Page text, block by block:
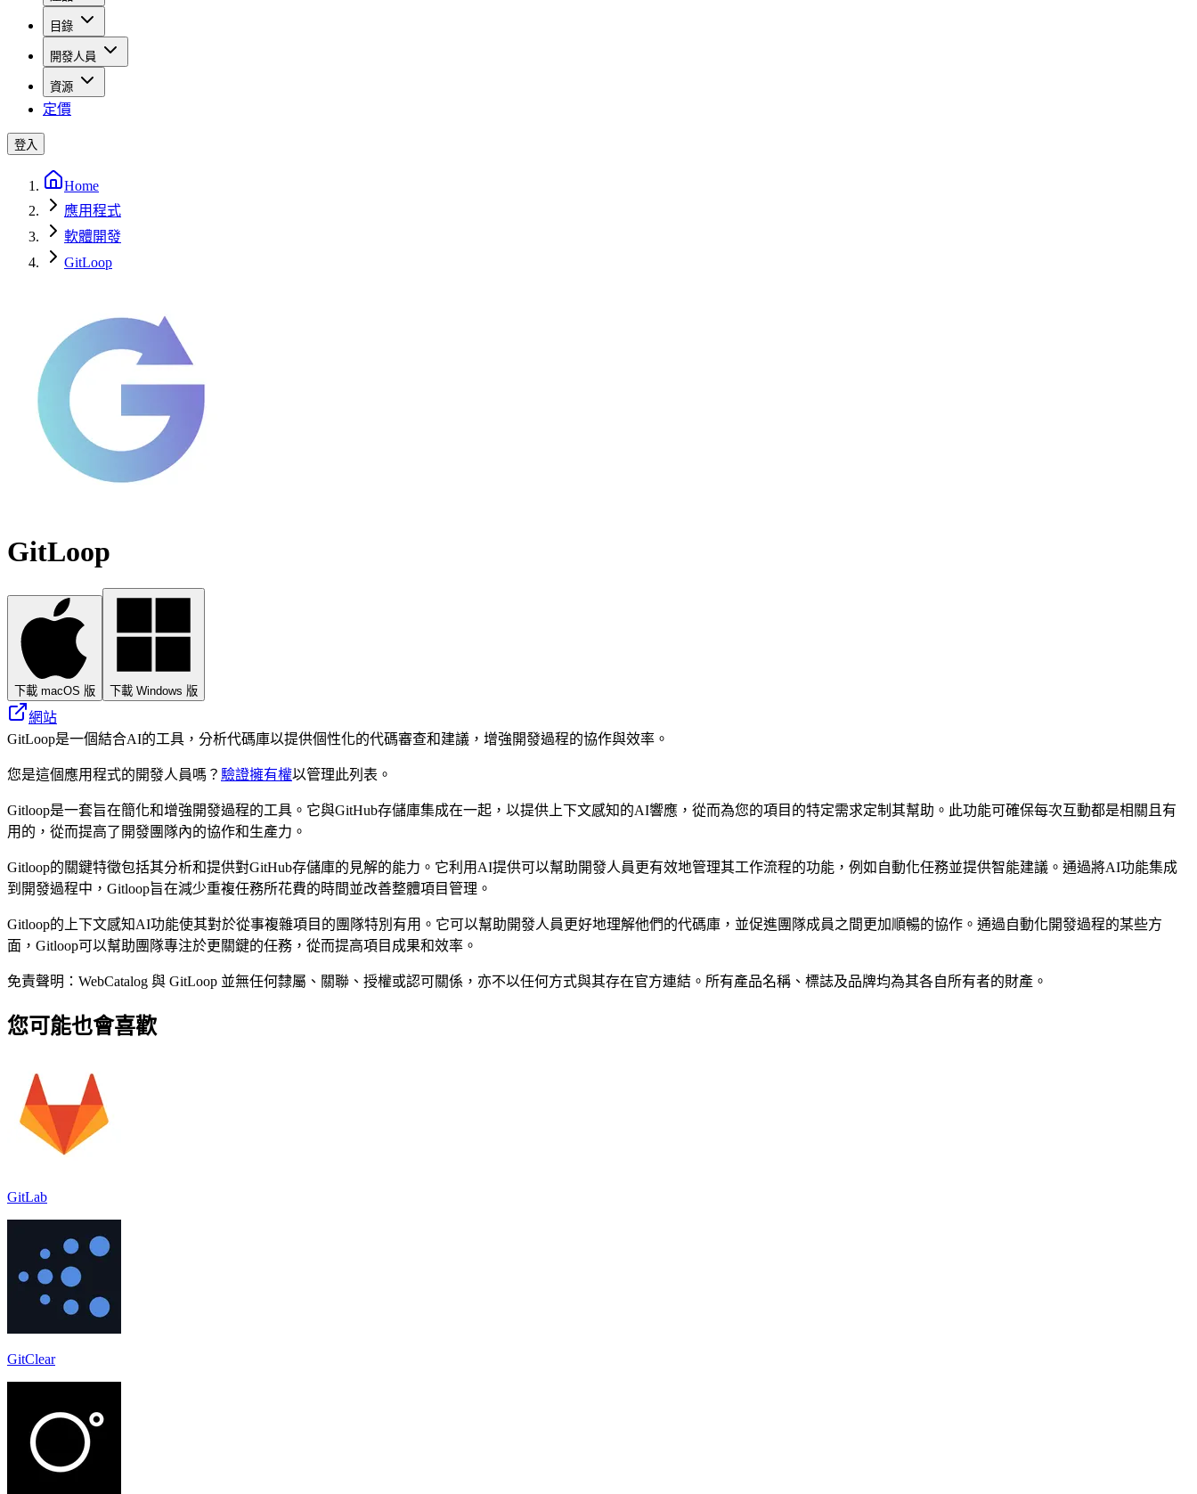
目錄
開發人員
資源
定價
登入
Home
應用程式
軟體開發
GitLoop
GitLoop
下載 macOS 版 下載 Windows 版
網站
GitLoop是一個結合AI的工具，分析代碼庫以提供個性化的代碼審查和建議，增強開發過程的協作與效率。
您是這個應用程式的開發人員嗎？ 驗證擁有權以管理此列表。
Gitloop是一套旨在簡化和增強開發過程的工具。它與GitHub存儲庫集成在一起，以提供上下文感知的AI響應，從而為您的項目的特定需求定制其幫助。此功能可確保每次互動都是相關且有
用的，從而提高了開發團隊內的協作和生產力。
Gitloop的關鍵特徵包括其分析和提供對GitHub存儲庫的見解的能力。它利用AI提供可以幫助開發人員更有效地管理其工作流程的功能，例如自動化任務並提供智能建議。通過將AI功能集成
到開發過程中，Gitloop旨在減少重複任務所花費的時間並改善整體項目管理。
Gitloop的上下文感知AI功能使其對於從事複雜項目的團隊特別有用。它可以幫助開發人員更好地理解他們的代碼庫，並促進團隊成員之間更加順暢的協作。通過自動化開發過程的某些方
面，Gitloop可以幫助團隊專注於更關鍵的任務，從而提高項目成果和效率。
免責聲明：WebCatalog 與 GitLoop 並無任何隸屬、關聯、授權或認可關係，亦不以任何方式與其存在官方連結。所有產品名稱、標誌及品牌均為其各自所有者的財產。
您可能也會喜歡
GitLab
GitClear